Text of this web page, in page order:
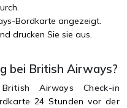
Bordkarte angezeigt.
drucken Sie sie aus.
bei British Airways?
Airways Check-in
24 Stunden vor der